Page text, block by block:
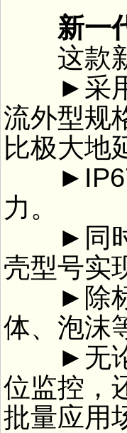
新一
这款新
►采用
流外型规
比极大
►IP67
力。
►同时
壳型号实
►除标
体、泡沫
►无论
位监控，
批量应用